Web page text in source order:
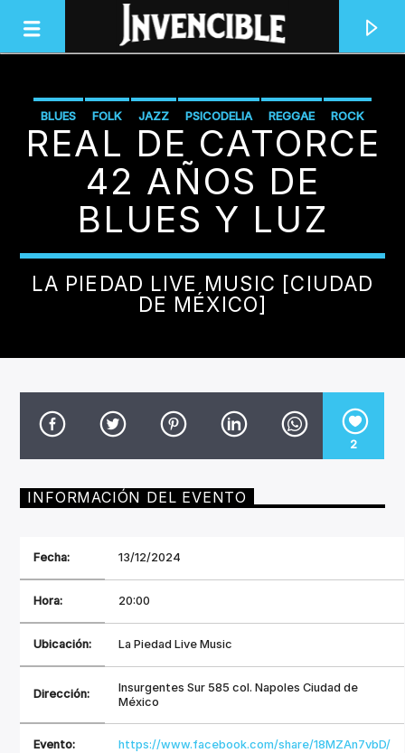
INVENCIBLE RADIO
JUNTOS SOMOS INVENCIBLES
TÍTULO
ARTISTA
Invencible Radio
BLUES FOLK JAZZ PSICODELIA REGGAE ROCK
SON CUBANO
REAL DE CATORCE
42 AÑOS DE
BLUES Y LUZ
LA PIEDAD LIVE MUSIC [CIUDAD
DE MÉXICO]
2
INFORMACIÓN DEL EVENTO
Fecha: 13/12/2024
Hora: 20:00
Ubicación: La Piedad Live Music
Dirección:
Insurgentes Sur 585 col. Napoles Ciudad de
México
Evento: https://www.facebook.com/share/18MZAn7vbD/